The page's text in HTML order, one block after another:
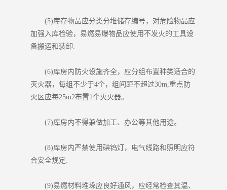
(5)库存物品应分类分堆储存编号，对危险物品应
加强入库检验，易燃易爆物品应使用不发火的工具设
备搬运和装卸.
(6)库房内防火设施齐全，应分组布置种类适合的
灭火器，每组不少于4个，组间距不超过30m,重点防
火区应每25m2布置1个灭火器。
(7)库房内不得兼做加工、办公等其他用途。
(8)库房内严禁使用碘钨灯，电气线路和照明应符
合安全规定.
(9)易燃材料堆垛应良好通风，应经常检查其温、